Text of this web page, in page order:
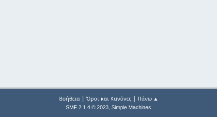
Βοήθεια| Όροι και Κανόνες| Πάνω ▲
SMF 2.1.4 © 2023, Simple Machines